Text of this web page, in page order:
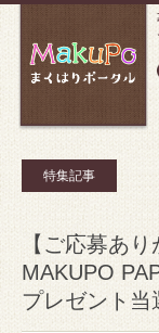
特集記事
【ご応募あ
MAKUPO
プレゼント当